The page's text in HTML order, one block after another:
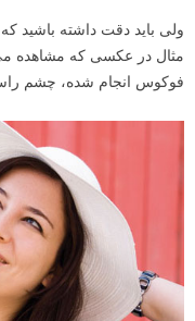
ولی باید دقت داشته باشید
فوکوس انجام شده، چشم